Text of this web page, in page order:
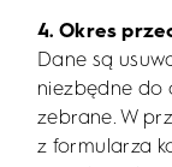
4. Okres
Dane są
niezbędne do
zebrane. W
z formularza